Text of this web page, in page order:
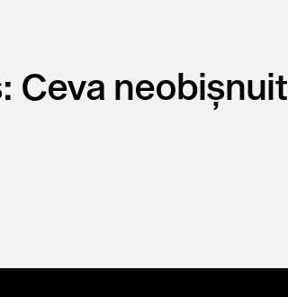
Ceva neobișnuit